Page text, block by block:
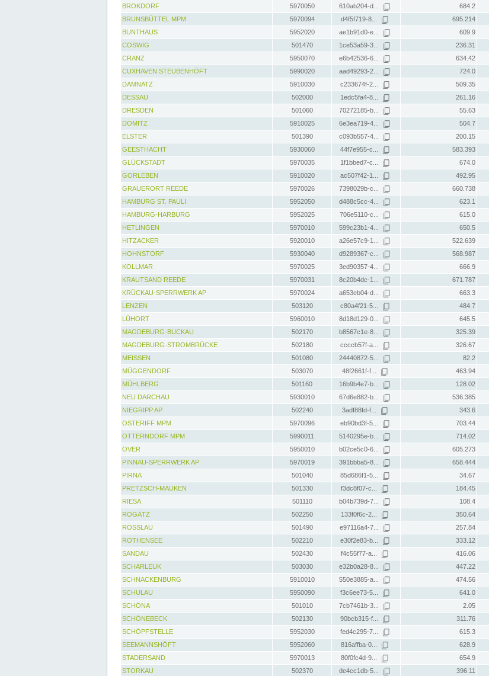
BROKDORF
5970050 610ab204-d... 684.2
BRUNSBÜTTEL MPM
5970094 d4f5f719-8... 695.214
BUNTHAUS
5952020 ae1b91d0-e... 609.9
COSWIG
501470 1ce53a59-3... 236.31
CRANZ
5950070 e6b42536-6... 634.42
CUXHAVEN STEUBENHÖFT
5990020 aad49293-2... 724.0
DAMNATZ
5910030 c233674f-2... 509.35
DESSAU
502000 1edc5fa4-8... 261.16
DRESDEN
501060 70272185-b... 55.63
DÖMITZ
5910025 6e3ea719-4... 504.7
ELSTER
501390 c093b557-4... 200.15
GEESTHACHT
5930060 44f7e955-c... 583.393
GLÜCKSTADT
5970035 1f1bbed7-c... 674.0
GORLEBEN
5910020 ac507f42-1... 492.95
GRAUERORT REEDE
5970026 7398029b-c... 660.738
HAMBURG ST. PAULI
5952050 d488c5cc-4... 623.1
HAMBURG-HARBURG
5952025 706e5110-c... 615.0
HETLINGEN
5970010 599c23b1-4... 650.5
HITZACKER
5920010 a26e57c9-1... 522.639
HOHNSTORF
5930040 d9289367-c... 568.987
KOLLMAR
5970025 3ed90357-4... 666.9
KRAUTSAND REEDE
5970031 8c20b4dc-1... 671.787
KRÜCKAU-SPERRWERK AP
5970024 a653eb04-d... 663.3
LENZEN
503120 c80a4f21-5... 484.7
LÜHORT
5960010 8d18d129-0... 645.5
MAGDEBURG-BUCKAU
502170 b8567c1e-8... 325.39
MAGDEBURG-STROMBRÜCKE
502180 ccccb57f-a... 326.67
MEISSEN
501080 24440872-5... 82.2
MÜGGENDORF
503070 48f2661f-f... 463.94
MÜHLBERG
501160 16b9b4e7-b... 128.02
NEU DARCHAU
5930010 67d6e882-b... 536.385
NIEGRIPP AP
502240 3adf88fd-f... 343.6
OSTERIFF MPM
5970096 eb90bd3f-5... 703.44
OTTERNDORF MPM
5990011 5140295e-b... 714.02
OVER
5950010 b02ce5c0-6... 605.273
PINNAU-SPERRWERK AP
5970019 391bbba5-8... 658.444
PIRNA
501040 85d686f1-5... 34.67
PRETZSCH-MAUKEN
501330 f3dc8f07-c... 184.45
RIESA
501110 b04b739d-7... 108.4
ROGÄTZ
502250 133f0f6c-2... 350.64
ROSSLAU
501490 e97116a4-7... 257.84
ROTHENSEE
502210 e30f2e83-b... 333.12
SANDAU
502430 f4c55f77-a... 416.06
SCHARLEUK
503030 e32b0a28-8... 447.22
SCHNACKENBURG
5910010 550e3885-a... 474.56
SCHULAU
5950090 f3c6ee73-5... 641.0
SCHÖNA
501010 7cb7461b-3... 2.05
SCHÖNEBECK
502130 90bcb315-f... 311.76
SCHÖPFSTELLE
5952030 fed4c295-7... 615.3
SEEMANNSHÖFT
5952060 816affba-0... 628.9
STADERSAND
5970013 80f0fc4d-9... 654.9
STORKAU
502370 de4cc1db-5... 396.11